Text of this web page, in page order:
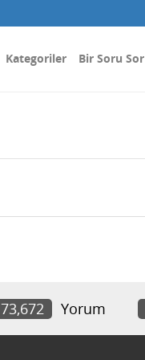
Kategoriler Bir Soru Sor
73,672 Yorum